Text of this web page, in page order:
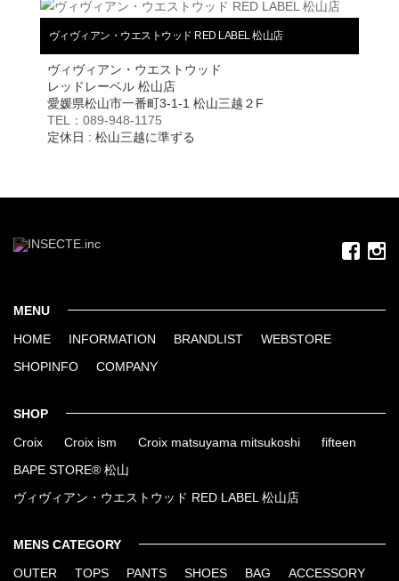
ヴィヴィアン・ウエストウッド RED LABEL 松山店
ヴィヴィアン・ウエストウッド
レッドレーベル 松山店
愛媛県松山市一番町3-1-1 松山三越２F
TEL：089-948-1175
定休日 : 松山三越に準ずる
MENU
HOME INFORMATION BRANDLIST WEBSTORE
SHOPINFO COMPANY
SHOP
Croix Croix ism Croix matsuyama mitsukoshi fifteen
BAPE STORE® 松山
ヴィヴィアン・ウエストウッド RED LABEL 松山店
MENS CATEGORY
OUTER TOPS PANTS SHOES BAG ACCESSORY